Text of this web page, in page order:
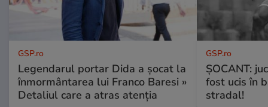
GSP.ro
Legendarul portar Dida a șocat la
înmormântarea lui Franco Baresi »
Detaliul care a atras atenția
GSP.ro
ȘOCANT:
fost ucis în
stradal!